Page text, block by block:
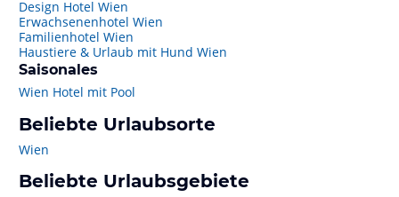
Design Hotel Wien
Erwachsenenhotel Wien
Familienhotel Wien
Haustiere & Urlaub mit Hund Wien
Saisonales
Wien Hotel mit Pool
Beliebte Urlaubsorte
Wien
Beliebte Urlaubsgebiete